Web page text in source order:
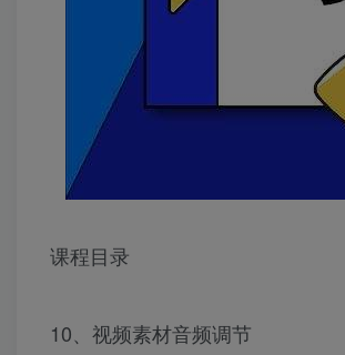
课程目录
10、视频素材音频调节